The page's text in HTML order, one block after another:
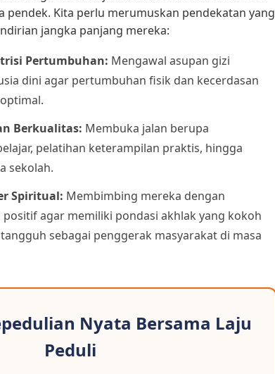
pendek. Kita perlu merumuskan pendekatan yang
jangka panjang mereka:
Pertumbuhan: Mengawal asupan gizi
dini agar pertumbuhan fisik dan kecerdasan
Berkualitas: Membuka jalan berupa
pelatihan keterampilan praktis, hingga
sekolah.
Spiritual: Membimbing mereka dengan
agar memiliki pondasi akhlak yang kokoh
sebagai penggerak masyarakat di masa
Nyata Bersama Laju
Peduli